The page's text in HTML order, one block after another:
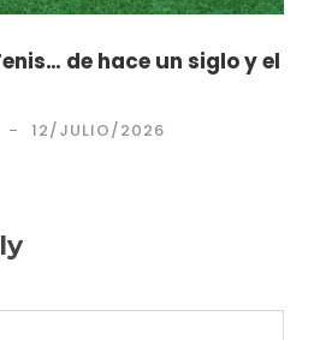
de hace un siglo y el
12/JULIO/2026